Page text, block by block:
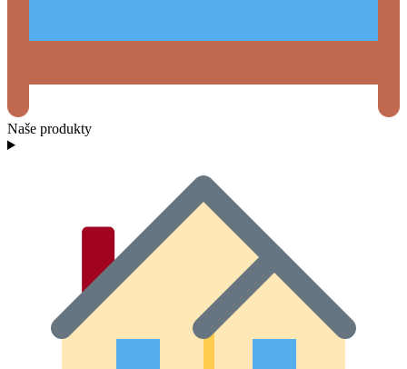
Naše produkty